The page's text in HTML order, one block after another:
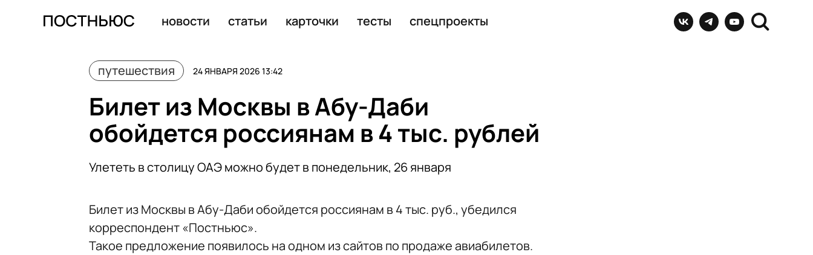
новости статьи карточки тесты спецпроекты
путешествия 24 ЯНВАРЯ 2026 13:42
Билет из Москвы в Абу-Даби
обойдется россиянам в 4 тыс. рублей
Улететь в столицу ОАЭ можно будет в понедельник, 26 января
Билет из Москвы в Абу-Даби обойдется россиянам в 4 тыс. руб., убедился
корреспондент «Постньюс».
Такое предложение появилось на одном из сайтов по продаже авиабилетов.